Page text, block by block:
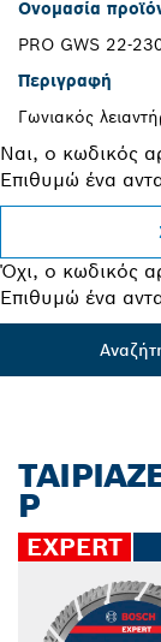
Ονομασία
PRO GWS 22-
Περιγραφή
Γωνιακός
Ναι, ο κωδικός
Επιθυμώ ένα
Όχι, ο κωδικός
Επιθυμώ ένα
P
EXPERT